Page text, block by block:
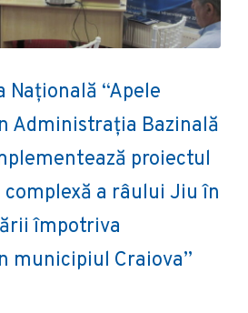
“Apele
Administrația Bazinală
proiectul
complexă a râului Jiu în
împotriva
municipiul Craiova”